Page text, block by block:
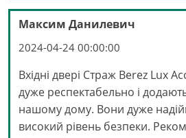
Максим Данилевич
2024-04-24 00:00:00
Вхідні двері Страж Berez Lux
дуже респектабельно і
нашому дому. Вони дуже
високий рівень безпеки.